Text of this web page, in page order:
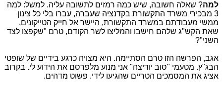
למה? שאלה חשובה, שיש כמה רמזים לתשובה עליה. למשל: למה
3 מבכירי משרד התקשורת בקדנציה שעברה, עברו בלי כל צינון
ממשי מעבודתם במשרד התקשורת, היישר אל חייק הטייקונים,
שאת הקש"ג שלהם חישבו והמליצו לשר הקודם, טרם "שקפצו לצד
השני"?
אגב, הפרשה הזו טרם הסתיימה. היא מצויה כרגע בידיים של שופטי
הבג"ץ. מטעמי "סוב יודיצה" אני מנוע מלפרסם את הידוע לי. בקרוב
אציג את המסמכים הטריים שהגיעו לידי. פשוט מדהים.